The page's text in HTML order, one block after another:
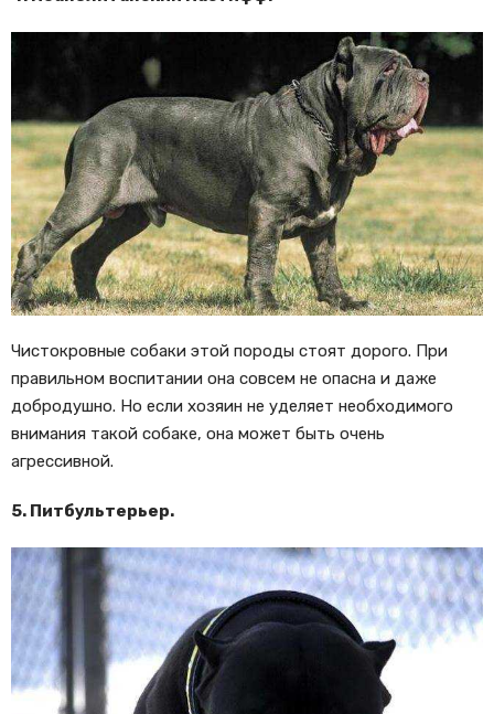
Чистокровные собаки этой породы стоят дорого. При
правильном воспитании она совсем не опасна и даже
добродушно. Но если хозяин не уделяет необходимого
внимания такой собаке, она может быть очень
агрессивной.
5. Питбультерьер.